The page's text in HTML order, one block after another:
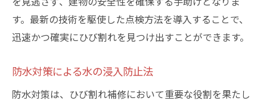
す。最新の技術を駆使した点検方法を導入することで、
迅速かつ確実にひび割れを見つけ出すことができます。
防水対策による水の浸入防止法
防水対策は、ひび割れ補修において重要な役割を果たし